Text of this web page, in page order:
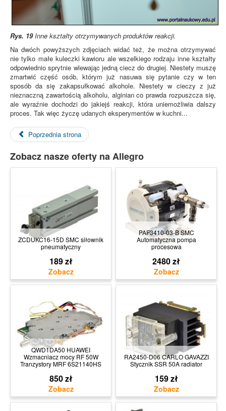
Rys. 19Inne kształty otrzymywanych produktów reakcji.
Na dwóch powyższych zdjęciach widać też, że można otrzymywać
nie tylko małe kuleczki kawioru ale wszelkiego rodzaju inne kształty
odpowiednio sprytnie wlewając jedną ciecz do drugiej. Niestety muszę
zmartwić część osób, którym już nasuwa się pytanie czy w ten
sposób da się zakapsułkować alkohole. Niestety w cieczy z już
nieznaczną zawartością alkoholu, alginian co prawda rozpuszcza się,
ale wyraźnie dochodzi do jakiejś reakcji, która uniemożliwia dalszy
proces. Tak więc życzę udanych eksperymentów w kuchni...
Poprzednia strona
Zobacz nasze oferty na Allegro
ZCDUKC16-15D SMC siłownik
pneumatyczny
189 zł
PAF3410-03-B SMC
Automatyczna pompa
procesowa
2480 zł
QWD1DA50 HUAWEI
Wzmacniacz mocy RF 50W
Tranzystory MRF 6S21140HS
850 zł
RA2450-D06 CARLO GAVAZZI
Stycznik SSR 50A radiator
159 zł